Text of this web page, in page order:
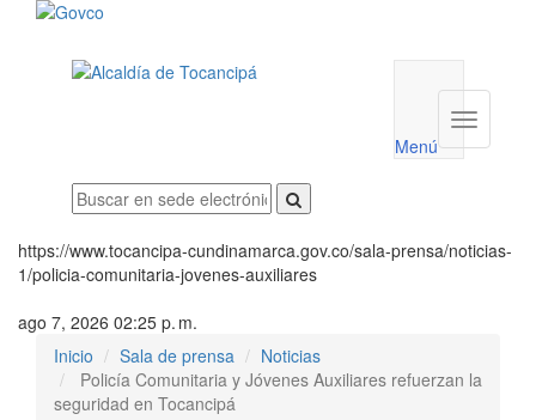
utilidades
Menú
Menú
https://www.tocancipa-cundinamarca.gov.co/sala-prensa/noticias-
1/policia-comunitaria-jovenes-auxiliares
ago 7, 2026 02:25 p. m.
Inicio
Sala de prensa
Noticias
Policía Comunitaria y Jóvenes Auxiliares refuerzan la
seguridad en Tocancipá